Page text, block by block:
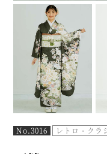
No.3016 レトロ・クラ